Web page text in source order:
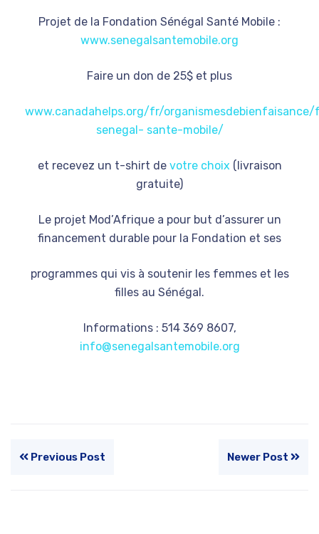
Projet de la Fondation Sénégal Santé Mobile :
www.senegalsantemobile.org
Faire un don de 25$ et plus
www.canadahelps.org/fr/
senegal- sante-mobile/
et recevez un t-shirt de votre choix (livraison
gratuite)
Le projet Mod’Afrique a pour but d’assurer un
financement durable pour la Fondation et ses
programmes qui vis à soutenir les femmes et les
filles au Sénégal.
Informations : 514 369 8607,
info@senegalsantemobile.org
Previous Post Newer Post